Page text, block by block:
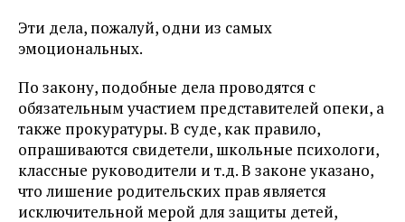
Эти дела, пожалуй, одни из самых
эмоциональных.
По закону, подобные дела проводятся с
обязательным участием представителей опеки, а
также прокуратуры. В суде, как правило,
опрашиваются свидетели, школьные психологи,
классные руководители и т.д. В законе указано,
что лишение родительских прав является
исключительной мерой для защиты детей,